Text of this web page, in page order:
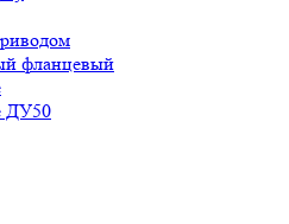
фланцевый
ДУ50